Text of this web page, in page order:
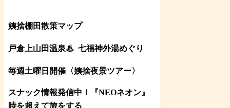
姨捨棚田散策マップ
戸倉上山田温泉♨ 七福神外湯めぐり
毎週土曜日開催〈姨捨夜景ツアー〉
スナック情報発信中！『NEOネオン』
時を超えて旅をする